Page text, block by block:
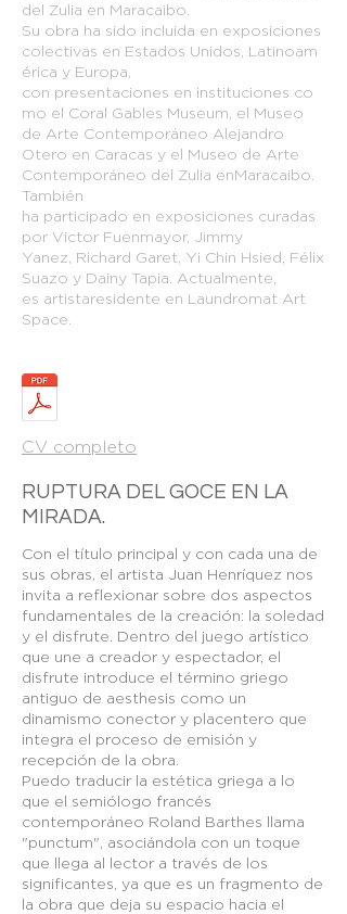
del Zulia en Maracaibo.
Su obra ha sido incluida en exposiciones
colectivas en Estados Unidos, Latinoam
érica y Europa,
con presentaciones en instituciones co
mo el Coral Gables Museum, el Museo
de Arte Contemporáneo Alejandro
Otero en Caracas y el Museo de Arte
Contemporáneo del Zulia enMaracaibo.
También
ha participado en exposiciones curadas
por Victor Fuenmayor, Jimmy
Yanez, Richard Garet, Yi Chin Hsied, Félix
Suazo y Dainy Tapia. Actualmente,
es artistaresidente en Laundromat Art
Space.
CV completo
RUPTURA DEL GOCE EN LA
MIRADA.
Con el título principal y con cada una de
sus obras, el artista Juan Henríquez nos
invita a reflexionar sobre dos aspectos
fundamentales de la creación: la soledad
y el disfrute. Dentro del juego artístico
que une a creador y espectador, el
disfrute introduce el término griego
antiguo de aesthesis como un
dinamismo conector y placentero que
integra el proceso de emisión y
recepción de la obra.
Puedo traducir la estética griega a lo
que el semiólogo francés
contemporáneo Roland Barthes llama
"punctum", asociándola con un toque
que llega al lector a través de los
significantes, ya que es un fragmento de
la obra que deja su espacio hacia el